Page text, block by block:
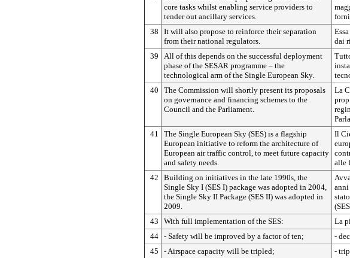
core tasks whilst enabling service providers to
tender out ancillary services.
38
It will also propose to reinforce their separation
from their national regulators.
dai
39
All of this depends on the successful deployment
phase of the SESAR programme – the
technological arm of the Single European Sky.
40
The Commission will shortly present its proposals
on governance and financing schemes to the
Council and the Parliament.
La
41
The Single European Sky (SES) is a flagship
European initiative to reform the architecture of
European air traffic control, to meet future capacity
and safety needs.
Il
alle
42
Building on initiatives in the late 1990s, the
Single Sky I (SES I) package was adopted in 2004,
the Single Sky II Package (SES II) was adopted in
2009.
anni
43
With full implementation of the SES:
La
44 - Safety will be improved by a factor of ten;
-
45
- Airspace capacity will be tripled;
-